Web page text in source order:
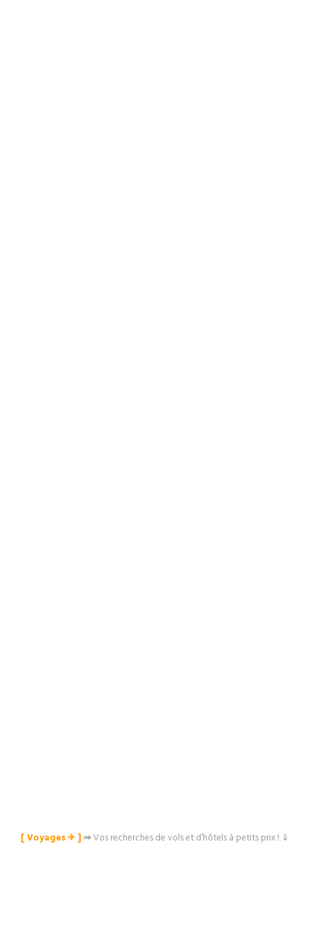
[ Voyages ✈︎ ]⇒Vos recherches de vols et d’hôtels à petits prix ! ⇓